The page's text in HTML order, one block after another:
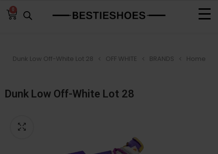
0
Home
BRANDS
OFF WHITE
Dunk Low Off-White Lot 28
Dunk Low Off-White Lot 28